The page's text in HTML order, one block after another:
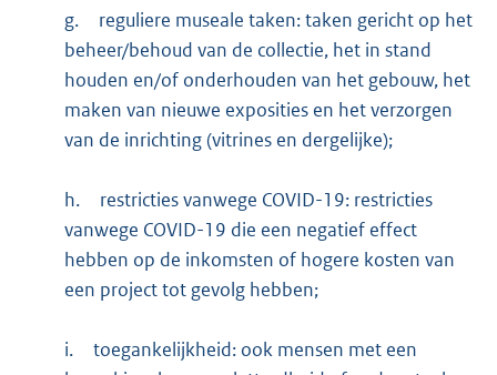
g.
reguliere museale taken: taken gericht op het
beheer/behoud van de collectie, het in stand
houden en/of onderhouden van het gebouw, het
maken van nieuwe exposities en het verzorgen
van de inrichting (vitrines en dergelijke);
h.
restricties vanwege COVID-19: restricties
vanwege COVID-19 die een negatief effect
hebben op de inkomsten of hogere kosten van
een project tot gevolg hebben;
i.
toegankelijkheid: ook mensen met een